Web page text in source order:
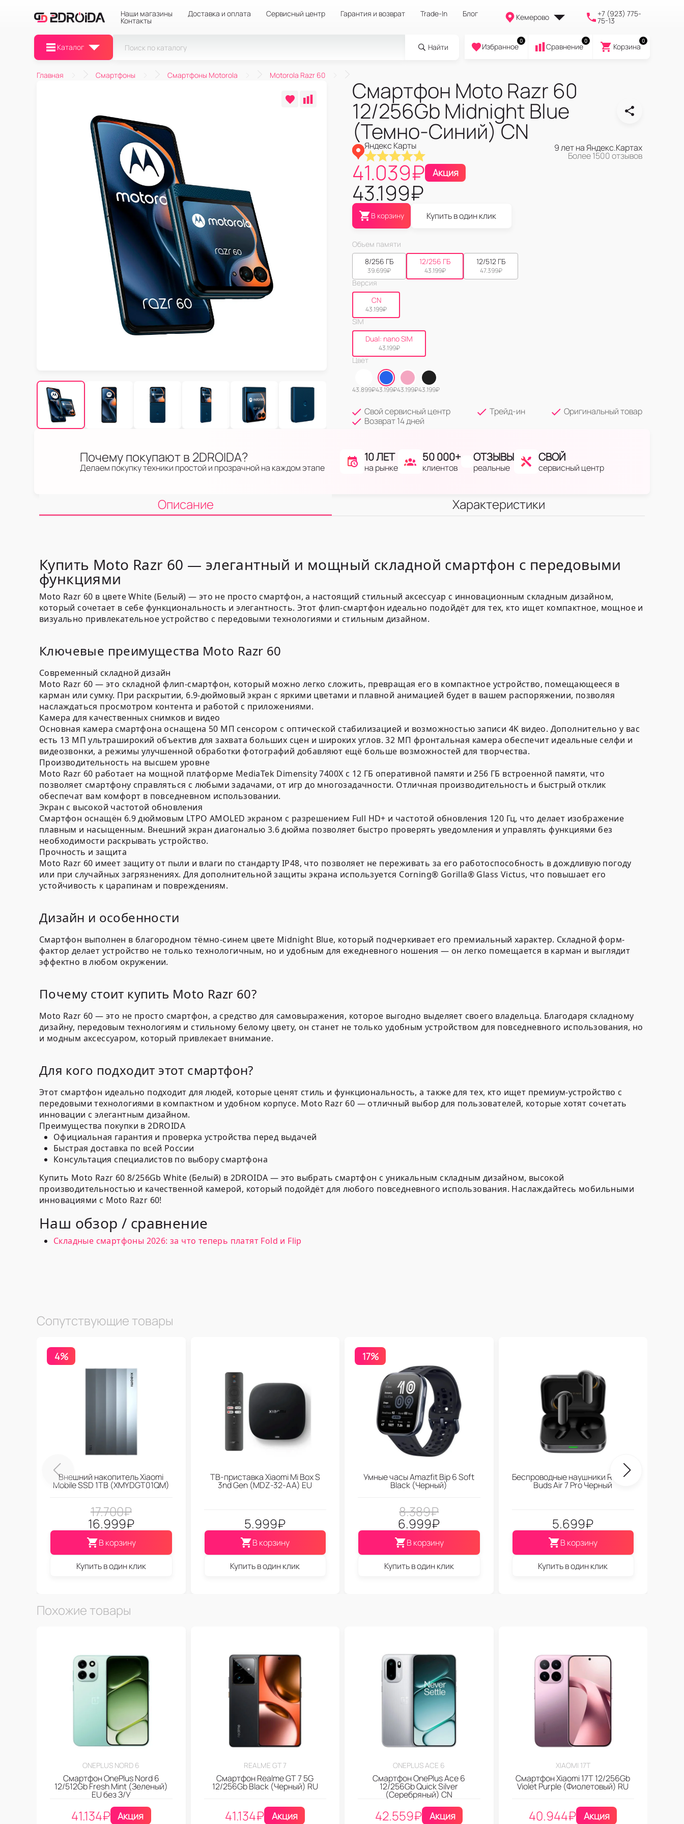
Наши магазины Доставка и оплата Сервисный центр Гарантия и возврат Trade-In Блог
Контакты Кемерово +7 (923) 775-
75-13
Каталог Найти
0
Избранное
0
Cравнение
0
Корзина
Главная Смартфоны Смартфоны Motorola Motorola Razr 60
Смартфон Moto Razr 60
12/256Gb Midnight Blue
(Темно-Синий) CN
Яндекс Карты 9 лет на Яндекс.Картах
Более 1500 отзывов
41.039₽ Акция
43.199₽
В корзину Купить в один клик
Объем памяти
8/256 ГБ
39.699₽
12/256 ГБ
43.199₽
12/512 ГБ
47.399₽
Версия
CN
43.199₽
SIM
Dual: nano SIM
43.199₽
Цвет
43.899₽43.199₽43.199₽43.199₽
Свой сервисный центр Трейд-ин
Оригинальный товар
Возврат 14 дней
Почему покупают в 2DROIDA?
Делаем покупку техники простой и прозрачной на каждом этапе
10 ЛЕТ
на рынке
50 000+
клиентов
ОТЗЫВЫ
реальные
СВОЙ
сервисный центр
Описание Характеристики
Купить Moto Razr 60 — элегантный и мощный складной смартфон с передовыми
функциями
Moto Razr 60 в цвете White (Белый) — это не просто смартфон, а настоящий стильный аксессуар с инновационным складным дизайном,
который сочетает в себе функциональность и элегантность. Этот флип-смартфон идеально подойдёт для тех, кто ищет компактное, мощное и
визуально привлекательное устройство с передовыми технологиями и стильным дизайном.
Ключевые преимущества Moto Razr 60
Современный складной дизайн
Moto Razr 60 — это складной флип-смартфон, который можно легко сложить, превращая его в компактное устройство, помещающееся в
карман или сумку. При раскрытии, 6.9-дюймовый экран с яркими цветами и плавной анимацией будет в вашем распоряжении, позволяя
наслаждаться просмотром контента и работой с приложениями.
Камера для качественных снимков и видео
Основная камера смартфона оснащена 50 МП сенсором с оптической стабилизацией и возможностью записи 4K видео. Дополнительно у вас
есть 13 МП ультраширокий объектив для захвата больших сцен и широких углов. 32 МП фронтальная камера обеспечит идеальные селфи и
видеозвонки, а режимы улучшенной обработки фотографий добавляют ещё больше возможностей для творчества.
Производительность на высшем уровне
Moto Razr 60 работает на мощной платформе MediaTek Dimensity 7400X с 12 ГБ оперативной памяти и 256 ГБ встроенной памяти, что
позволяет смартфону справляться с любыми задачами, от игр до многозадачности. Отличная производительность и быстрый отклик
обеспечат вам комфорт в повседневном использовании.
Экран с высокой частотой обновления
Смартфон оснащён 6.9 дюймовым LTPO AMOLED экраном с разрешением Full HD+ и частотой обновления 120 Гц, что делает изображение
плавным и насыщенным. Внешний экран диагональю 3.6 дюйма позволяет быстро проверять уведомления и управлять функциями без
необходимости раскрывать устройство.
Прочность и защита
Moto Razr 60 имеет защиту от пыли и влаги по стандарту IP48, что позволяет не переживать за его работоспособность в дождливую погоду
или при случайных загрязнениях. Для дополнительной защиты экрана используется Corning® Gorilla® Glass Victus, что повышает его
устойчивость к царапинам и повреждениям.
Дизайн и особенности
Смартфон выполнен в благородном тёмно-синем цвете Midnight Blue, который подчеркивает его премиальный характер. Складной форм-
фактор делает устройство не только технологичным, но и удобным для ежедневного ношения — он легко помещается в карман и выглядит
эффектно в любом окружении.
Почему стоит купить Moto Razr 60?
Moto Razr 60 — это не просто смартфон, а средство для самовыражения, которое выгодно выделяет своего владельца. Благодаря складному
дизайну, передовым технологиям и стильному белому цвету, он станет не только удобным устройством для повседневного использования, но
и модным аксессуаром, который привлекает внимание.
Для кого подходит этот смартфон?
Этот смартфон идеально подходит для людей, которые ценят стиль и функциональность, а также для тех, кто ищет премиум-устройство с
передовыми технологиями в компактном и удобном корпусе. Moto Razr 60 — отличный выбор для пользователей, которые хотят сочетать
инновации с элегантным дизайном.
Преимущества покупки в 2DROIDA
Официальная гарантия и проверка устройства перед выдачей
Быстрая доставка по всей России
Консультация специалистов по выбору смартфона
Купить Moto Razr 60 8/256Gb White (Белый) в 2DROIDA — это выбрать смартфон с уникальным складным дизайном, высокой
производительностью и качественной камерой, который подойдёт для любого повседневного использования. Наслаждайтесь мобильными
инновациями с Moto Razr 60!
Наш обзор / сравнение
Складные смартфоны 2026: за что теперь платят Fold и Flip
Сопутствующие товары
4%
Внешний накопитель Xiaomi
Mobile SSD 1TB (XMYDGT01QM)
17.700₽
16.999₽
В корзину
Купить в один клик
ТВ-приставка Xiaomi Mi Box S
3nd Gen (МDZ-32-АА) EU
5.999₽
В корзину
Купить в один клик
17%
Умные часы Amazfit Bip 6 Soft
Black (Черный)
8.389₽
6.999₽
В корзину
Купить в один клик
Беспроводные наушники Realme
Buds Air 7 Pro Черный
5.699₽
В корзину
Купить в один клик
Похожие товары
ONEPLUS NORD 6
Смартфон OnePlus Nord 6
12/512Gb Fresh Mint (Зеленый)
EU без З/У
41.134₽ Акция
REALME GT 7
Смартфон Realme GT 7 5G
12/256Gb Black (Черный) RU
41.134₽ Акция
ONEPLUS ACE 6
Смартфон OnePlus Ace 6
12/256Gb Quick Silver
(Серебряный) CN
42.559₽ Акция
XIAOMI 17T
Смартфон Xiaomi 17T 12/256Gb
Violet Purple (Фиолетовый) RU
40.944₽ Акция